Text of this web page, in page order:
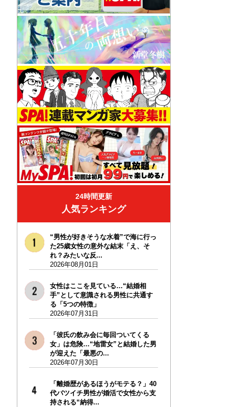
24時間更新
人気ランキング
“男性が好きそうな水着”で海に行っ
た25歳女性の意外な結末「え、そ
れ？みたいな反...
2026年08月01日
女性はここを見ている…“結婚相
手”として意識される男性に共通す
る「5つの特徴」
2026年07月31日
「彼氏の飲み会に毎回ついてくる
女」は危険…“地雷女”と結婚した男
が迎えた「最悪の...
2026年07月30日
「離婚歴があるほうがモテる？」40
代バツイチ男性が婚活で女性から支
持される“納得...